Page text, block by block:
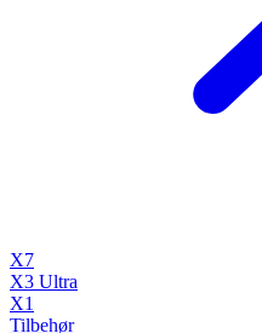
X7
X3 Ultra
X1
Tilbehør